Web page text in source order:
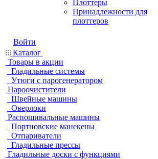
Плоттеры
Принадлежности для
плоттеров
Войти
Каталог
Товары в акции
Гладильные системы
Утюги с парогенератором
Пароочистители
Швейные машины
Оверлоки
Распошивальные машины
Портновские манекены
Отпариватели
Гладильные прессы
Гладильные доски с функциями